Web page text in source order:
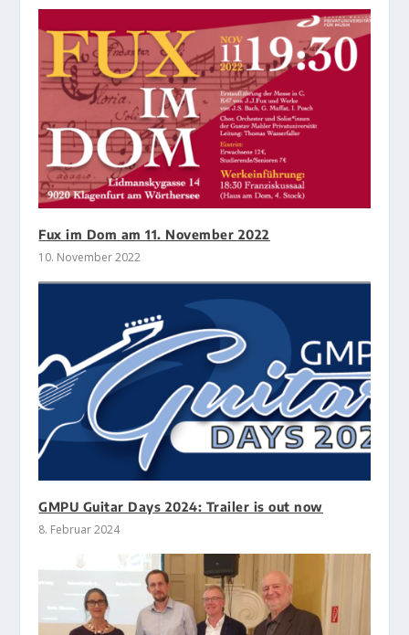
Fux im Dom am 11. November 2022
10. November 2022
GMPU Guitar Days 2024: Trailer is out now
8. Februar 2024